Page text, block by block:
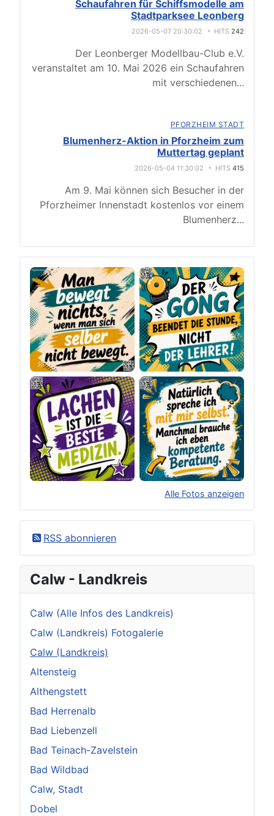
Schaufahren für Schiffsmodelle am
Stadtparksee Leonberg
2026-05-07 20:30:02 HITS 242
Der Leonberger Modellbau-Club e.V.
veranstaltet am 10. Mai 2026 ein Schaufahren
mit verschiedenen...
PFORZHEIM STADT
Blumenherz-Aktion in Pforzheim zum
Muttertag geplant
2026-05-04 11:30:02 HITS 415
Am 9. Mai können sich Besucher in der
Pforzheimer Innenstadt kostenlos vor einem
Blumenherz...
Alle Fotos anzeigen
RSS abonnieren
Calw - Landkreis
Calw (Alle Infos des Landkreis)
Calw (Landkreis) Fotogalerie
Calw (Landkreis)
Altensteig
Althengstett
Bad Herrenalb
Bad Liebenzell
Bad Teinach-Zavelstein
Bad Wildbad
Calw, Stadt
Dobel